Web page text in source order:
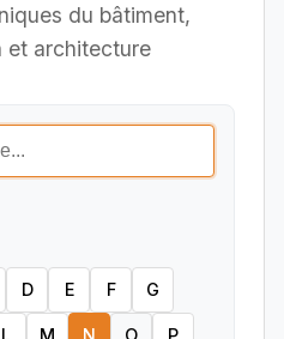
du bâtiment,
et architecture
D E F G
L M N O P